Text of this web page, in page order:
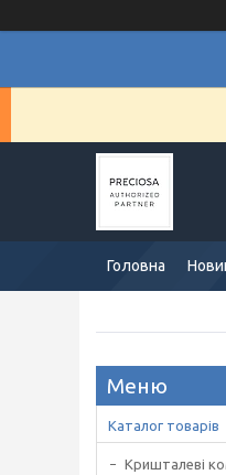
Головна
Каталог товарів
Кришталеві